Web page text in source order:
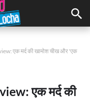
एक मर्द की खामोश चीख और 'एक
एक मर्द की